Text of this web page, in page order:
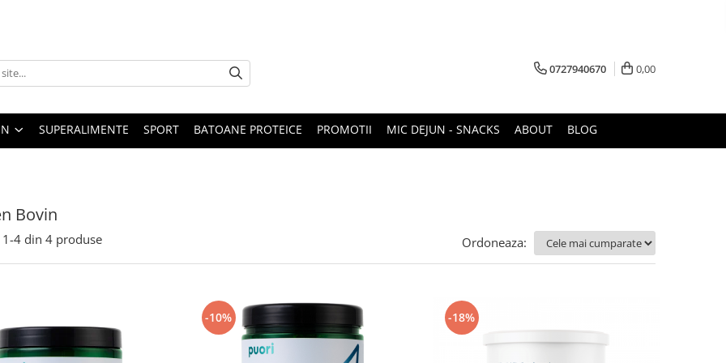
0727940670 0,00
SUPERALIMENTE SPORT BATOANE PROTEICE PROMOTII MIC DEJUN - SNACKS ABOUT BLOG
Bovin
1-4 din 4 produse Ordoneaza:
-10% -18%